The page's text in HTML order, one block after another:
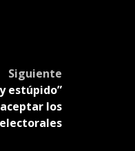
Siguiente
estúpido”
los